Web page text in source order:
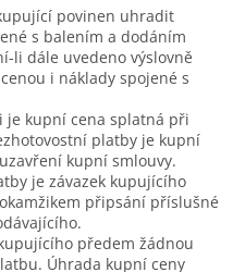
povinen uhradit
s balením a dodáním
li dále uvedeno výslovně
i náklady spojené s
je kupní cena splatná při
platby je kupní
kupní smlouvy.
je závazek kupujícího
připsání příslušné
předem žádnou
Úhrada kupní ceny